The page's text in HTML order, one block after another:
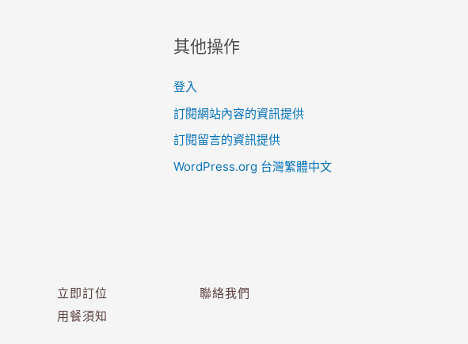
其他操作
登入
訂閱網站內容的資訊提供
訂閱留言的資訊提供
WordPress.org 台灣繁體中文
立即訂位
用餐須知
聯絡我們